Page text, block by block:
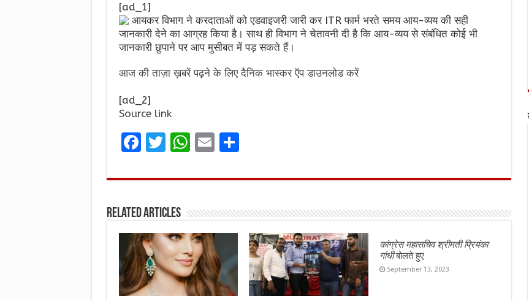
[ad_1]
आयकर विभाग ने करदाताओं को एडवाइजरी जारी कर ITR फार्म भरते समय आय-व्यय की सही
जानकारी देने का आग्रह किया है। साथ ही विभाग ने चेतावनी दी है कि आय-व्यय से संबंधित कोई भी
जानकारी छुपाने पर आप मुसीबत में पड़ सकते हैं।
आज की ताज़ा ख़बरें पढ़ने के लिए दैनिक भास्कर ऍप डाउनलोड करें
[ad_2]
Source link
F
ce
o
o
k
T
it
r
W
at
A
p
p
E
ai
S
ar
Related Articles
कांग्रेस महासचिव श्रीमती प्रियंका
गांधीबोलते हुए
September 13, 2023